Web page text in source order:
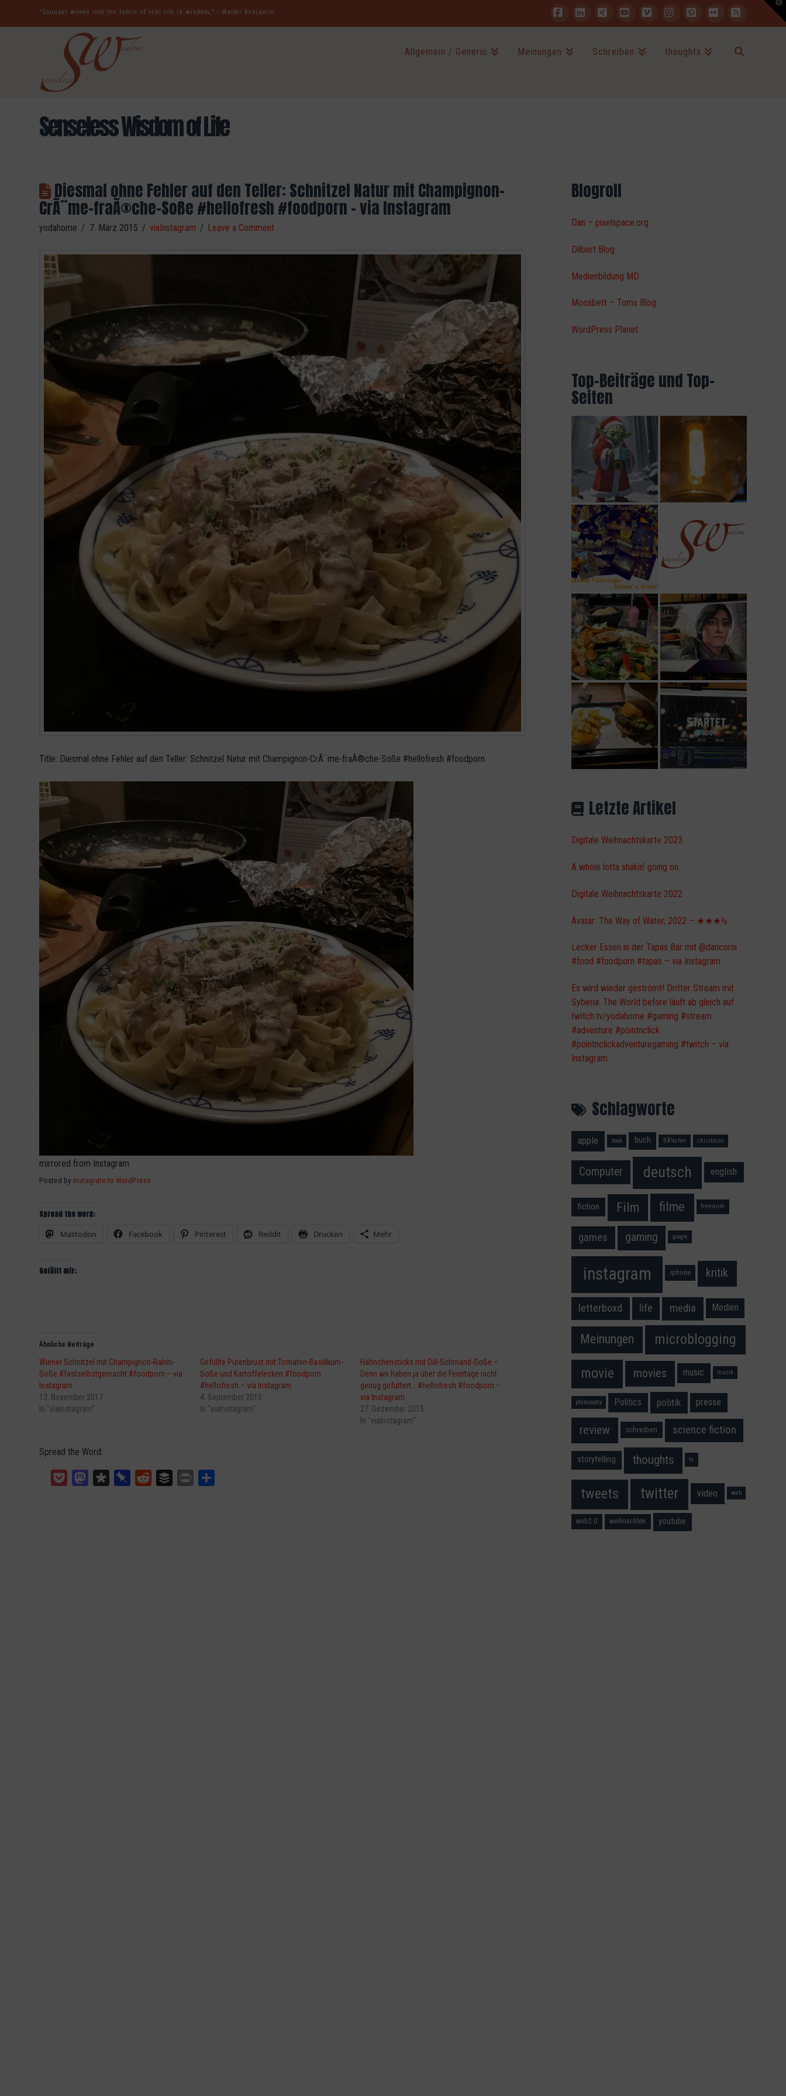
"Counsel woven into the fabric of real life is wisdom." - Walter Benjamin
FacebookLinkedIn
XINGYouTubeVimeoInstagramPinterest
FlickrRSS
Allgemein / Generic Meinungen Schreiben thoughts
Senseless Wisdom of Life
Diesmal ohne Fehler auf den Teller: Schnitzel Natur mit Champignon-
CrÃ¨me-fraÃ®che-Soße #hellofresh #foodporn – via Instagram
yodahome 7. März 2015 viaInstagram Leave a Comment
Title: Diesmal ohne Fehler auf den Teller: Schnitzel Natur mit Champignon-CrÃ¨me-fraÃ®che-Soße #hellofresh #foodporn
mirrored from Instagram
Posted by Instagrate to WordPress
Spread the word:
Mastodon
Facebook Pinterest Reddit Drucken Mehr
Gefällt mir:
Ähnliche Beiträge
Wiener Schnitzel mit Champignon-Rahm-
Soße #fastselbstgemacht #foodporn – via
Instagram
13. November 2017
In "viaInstagram"
Gefüllte Putenbrust mit Tomaten-Basilikum-
Soße und Kartoffelecken #foodporn
#hellofresh – via Instagram
4. September 2015
In "viaInstagram"
Hähnchensticks mit Dill-Schmand-Soße –
Denn wir haben ja über die Feiertage nicht
genug gefuttert… #hellofresh #foodporn –
via Instagram
27. Dezember 2015
In "viaInstagram"
Spread the Word:
Pocket MastodonDiasporaPinboardReddit Buffer Print
Blogroll
Dan – pixelspace.org
Dilbert Blog
Medienbildung MD
Moosbett – Toms Blog
WordPress Planet
Top-Beiträge und Top-
Seiten
Letzte Artikel
Digitale Weihnachtskarte 2023
A whole lotta shakin‘ going on…
Digitale Weihnachtskarte 2022
Avatar: The Way of Water, 2022 – ★★★½
Lecker Essen in der Tapas Bar mit @dancorni
#food #foodporn #tapas – via Instagram
Es wird wieder geströmt! Dritter Stream mit
Syberia: The World before läuft ab gleich auf
twitch.tv/yodahome #gaming #stream
#adventure #pointnclick
#pointnclickadventuregaming #twitch – via
Instagram
Schlagworte
apple book buch BÃ¼cher christmas
Computer deutsch english
fiction Film filme freedom
games gaming google
instagram iphone kritik
letterboxd life media Medien
Meinungen microblogging
movie movies music musik
philosophy Politics politik presse
review schreiben science fiction
storytelling thoughts tv
tweets twitter video web
web2.0 weihnachten youtube